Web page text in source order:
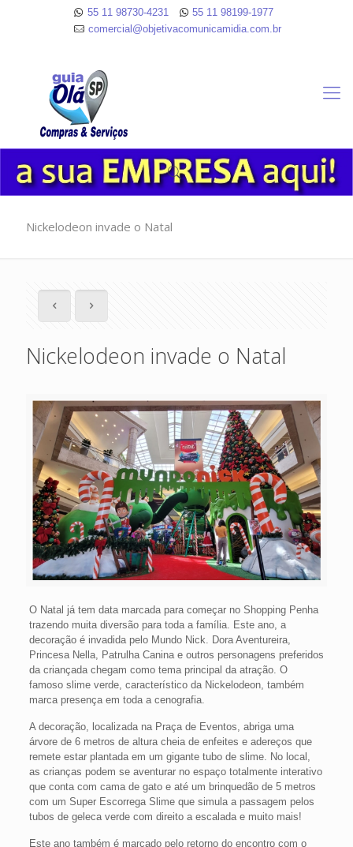
55 11 98730-4231
55 11 98199-1977
comercial@objetivacomunicamidia.com.br
Nickelodeon invade o Natal
Nickelodeon invade o Natal
O Natal já tem data marcada para começar no Shopping Penha
trazendo muita diversão para toda a família. Este ano, a
decoração é invadida pelo Mundo Nick. Dora Aventureira,
Princesa Nella, Patrulha Canina e outros personagens preferidos
da criançada chegam como tema principal da atração. O
famoso slime verde, característico da Nickelodeon, também
marca presença em toda a cenografia.
A decoração, localizada na Praça de Eventos, abriga uma
árvore de 6 metros de altura cheia de enfeites e adereços que
remete estar plantada em um gigante tubo de slime. No local,
as crianças podem se aventurar no espaço totalmente interativo
que conta com cama de gato e até um brinquedão de 5 metros
com um Super Escorrega Slime que simula a passagem pelos
tubos de geleca verde com direito a escalada e muito mais!
Este ano também é marcado pelo retorno do encontro com o